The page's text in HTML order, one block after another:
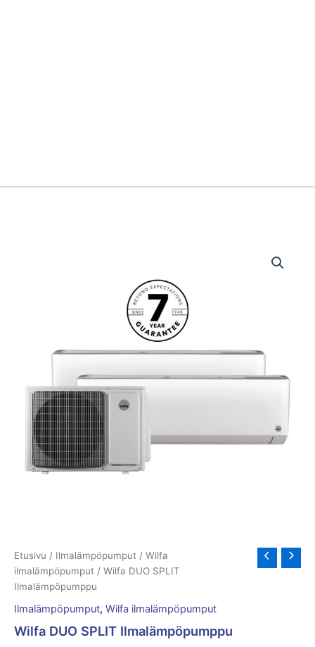
Etusivu / Ilmalämpöpumput / Wilfa
ilmalämpöpumput / Wilfa DUO SPLIT
Ilmalämpöpumppu
Ilmalämpöpumput, Wilfa ilmalämpöpumput
Wilfa DUO SPLIT Ilmalämpöpumppu